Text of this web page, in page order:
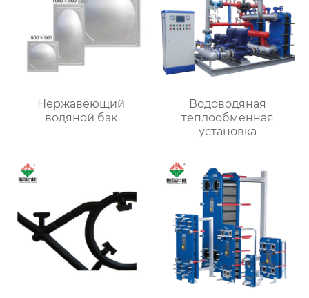
Нержавеющий
водяной бак
Водоводяная
теплообменная
установка